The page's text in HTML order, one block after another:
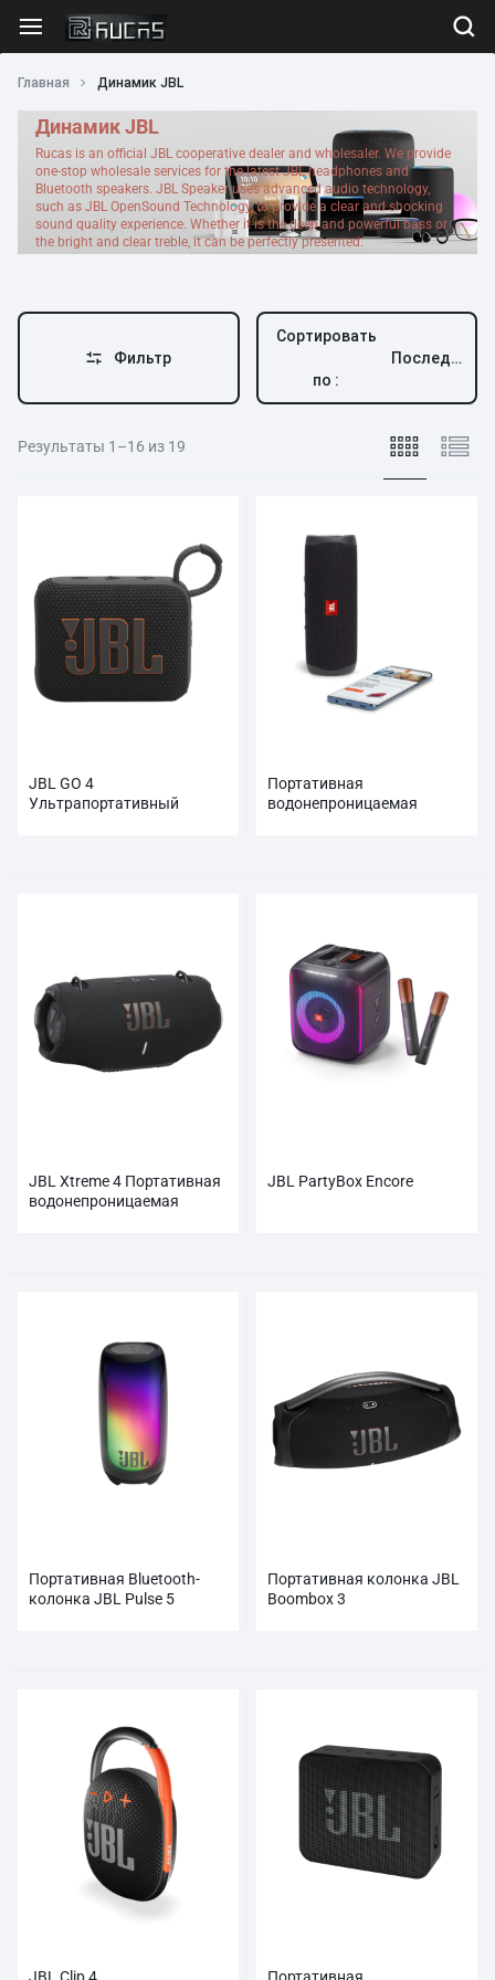
Главная Динамик JBL
Динамик JBL
Rucas is an official JBL cooperative dealer and wholesaler. We provide
one-stop wholesale services for the latest JBL headphones and
Bluetooth speakers. JBL Speaker uses advanced audio technology,
such as JBL OpenSound Technology, to provide a clear and shocking
sound quality experience. Whether it is the deep and powerful bass or
the bright and clear treble, it can be perfectly presented.
Фильтр
Сортировать
по :
Последний
Результаты 1–16 из 19
JBL GO 4
Ультрапортативный
Портативная
водонепроницаемая
JBL Xtreme 4 Портативная
водонепроницаемая
JBL PartyBox Encore
Портативная Bluetooth-
колонка JBL Pulse 5
Портативная колонка JBL
Boombox 3
JBL Clip 4 Портативная